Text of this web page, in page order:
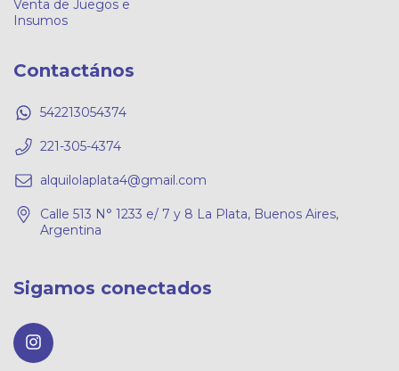
Venta de Juegos e
Insumos
Contactános
542213054374
221-305-4374
alquilolaplata4@gmail.com
Calle 513 N° 1233 e/ 7 y 8 La Plata, Buenos Aires,
Argentina
Sigamos conectados